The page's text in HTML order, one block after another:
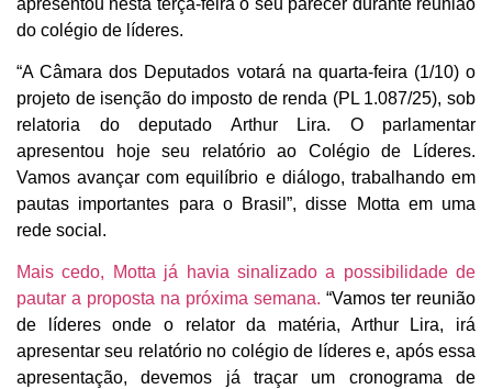
do colégio de líderes.
“A Câmara dos Deputados votará na quarta-feira (1/10) o
projeto de isenção do imposto de renda (PL 1.087/25), sob
relatoria do deputado Arthur Lira. O parlamentar
apresentou hoje seu relatório ao Colégio de Líderes.
Vamos avançar com equilíbrio e diálogo, trabalhando em
pautas importantes para o Brasil”, disse Motta em uma
rede social.
Mais cedo, Motta já havia sinalizado a possibilidade de
pautar a proposta na próxima semana. “Vamos ter reunião
de líderes onde o relator da matéria, Arthur Lira, irá
apresentar seu relatório no colégio de líderes e, após essa
apresentação, devemos já traçar um cronograma de